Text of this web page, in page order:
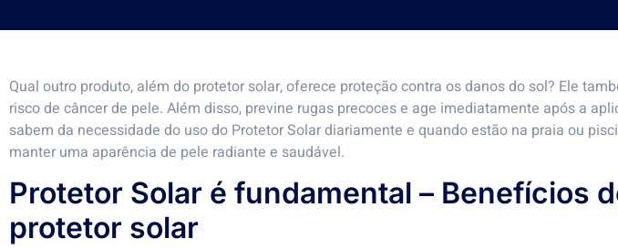
Qual outro produto, além do protetor solar, oferece proteção contra os danos do sol? Ele
risco de câncer de pele. Além disso, previne rugas precoces e age imediatamente após a
sabem da necessidade do uso do Protetor Solar diariamente e quando estão na praia ou
manter uma aparência de pele radiante e saudável.
Protetor Solar é fundamental – Benefícios
protetor solar